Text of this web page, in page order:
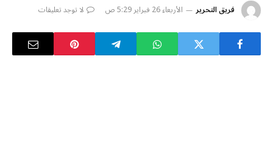
فريق التحرير الأربعاء 26 فبراير 5:29 ص لا توجد تعليقات